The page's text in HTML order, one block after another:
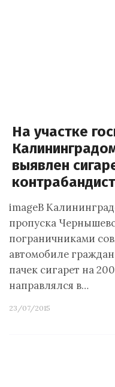
На участке
выявлен
контрабандист
imageВ
пропуска
пограничниками
автомобиле
пачек сигарет на
направлялся в…
23/07/2015